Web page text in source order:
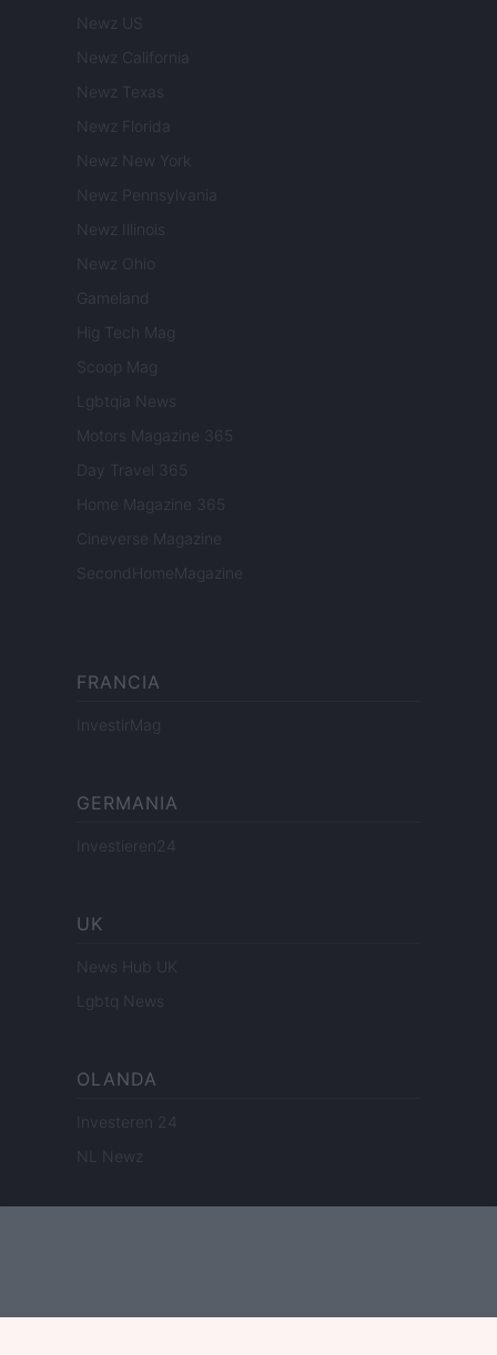
Newz US
Newz California
Newz Texas
Newz Florida
Newz New York
Newz Pennsylvania
Newz Illinois
Newz Ohio
Gameland
Hig Tech Mag
Scoop Mag
Lgbtqia News
Motors Magazine 365
Day Travel 365
Home Magazine 365
Cineverse Magazine
SecondHomeMagazine
FRANCIA
InvestirMag
GERMANIA
Investieren24
UK
News Hub UK
Lgbtq News
OLANDA
Investeren 24
NL Newz